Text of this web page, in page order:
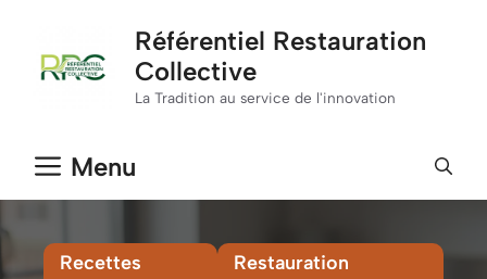
contenu
Référentiel Restauration
Collective
La Tradition au service de l'innovation
Menu
Recettes
Restauration